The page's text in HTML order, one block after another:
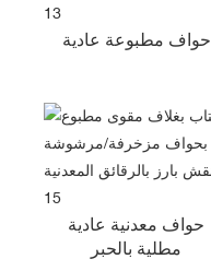
حواف مطبوعة عادية
حواف معدنية عادية
مطلية بالحبر